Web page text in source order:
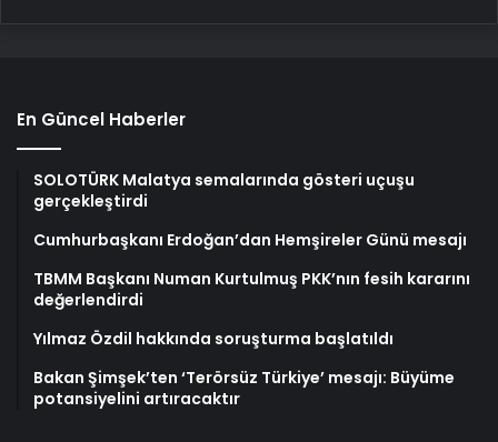
En Güncel Haberler
SOLOTÜRK Malatya semalarında gösteri uçuşu
gerçekleştirdi
Cumhurbaşkanı Erdoğan’dan Hemşireler Günü mesajı
TBMM Başkanı Numan Kurtulmuş PKK’nın fesih kararını
değerlendirdi
Yılmaz Özdil hakkında soruşturma başlatıldı
Bakan Şimşek’ten ‘Terörsüz Türkiye’ mesajı: Büyüme
potansiyelini artıracaktır